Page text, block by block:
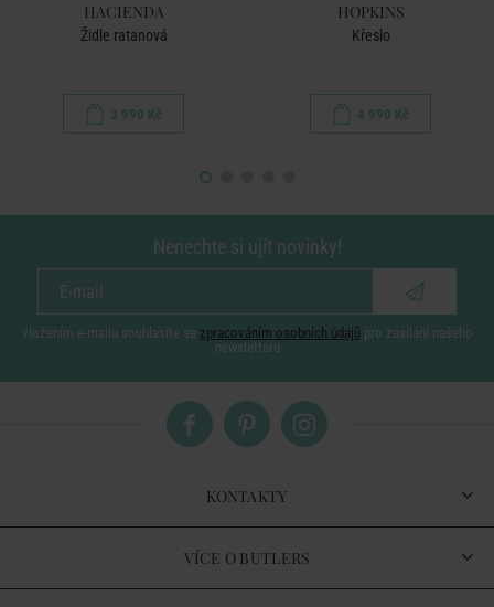
HACIENDA
Židle ratanová
3 990 Kč
HOPKINS
Křeslo
4 990 Kč
Nenechte si ujít novinky!
vložením e-mailu souhlasíte se zpracováním osobních údajů pro zasílání našeho
newsletteru
KONTAKTY
VÍCE O BUTLERS